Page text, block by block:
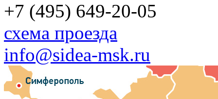
+7 (495) 649-20-05
схема проезда
info@sidea-msk.ru